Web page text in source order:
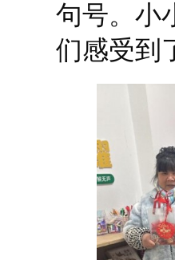
句号。小
们感受到